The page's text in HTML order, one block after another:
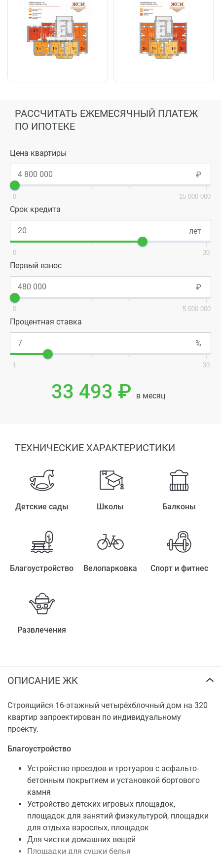
РАССЧИТАТЬ ЕЖЕМЕСЯЧНЫЙ ПЛАТЕЖ
ПО ИПОТЕКЕ
Цена квартиры
0 15 000 000
Срок кредита
0 30
Первый взнос
0 5 000 000
Процентная ставка
1 30
33 493 ₽ в месяц
ТЕХНИЧЕСКИЕ ХАРАКТЕРИСТИКИ
Детские сады Школы Балконы
Благоустройство Велопарковка Спорт и фитнес
Развлечения
ОПИСАНИЕ ЖК
Строящийся 16-этажный четырёхблочный дом на 320
квартир запроектирован по индивидуальному
проекту.
Благоустройство
Устройство проездов и тротуаров с асфальто-
бетонным покрытием и установкой бортового
камня
Устройство детских игровых площадок,
площадок для занятий физкультурой, площадки
для отдыха взрослых, площадок
Для чистки домашних вещей
Площадки для сушки белья